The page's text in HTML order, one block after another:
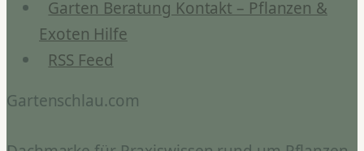
Garten Beratung Kontakt – Pflanzen &
Exoten Hilfe
RSS Feed
Gartenschlau.com